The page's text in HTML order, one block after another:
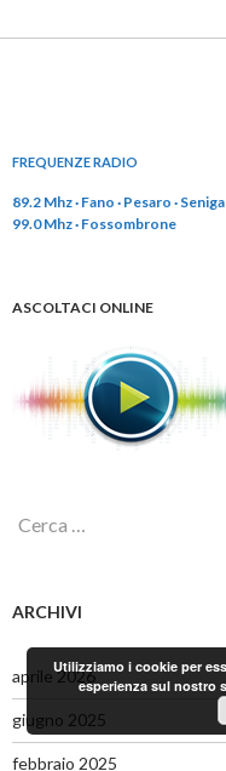
FREQUENZE RADIO
89.2 Mhz · Fano · Pesaro ·
99.0 Mhz · Fossombrone
ASCOLTACI ONLINE
R
r
p
e
r
:
ARCHIVI
aprile 2026
giugno 2025
febbraio 2025
Utilizziamo i cookie per
esperienza sul nostro